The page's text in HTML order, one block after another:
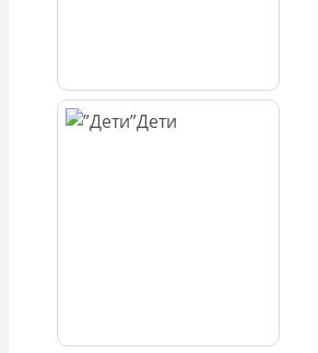
Дети